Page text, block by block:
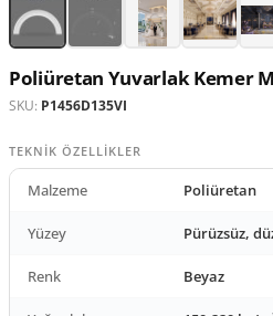
Poliüretan Yuvarlak Kemer
SKU: P1456D135VI
TEKNIK ÖZELLIKLER
Malzeme Poliüretan
Yüzey Pürüzsüz,
Renk Beyaz